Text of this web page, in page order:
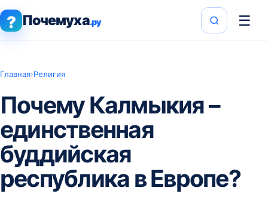
? Почемуха.ру ☰
Главная›Религия
Почему Калмыкия –
единственная
буддийская
республика в Европе?